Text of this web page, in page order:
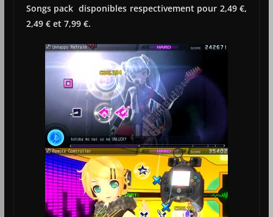
Songs pack disponibles respectivement pour 2,49 €,
2,49 € et 7,99 €.